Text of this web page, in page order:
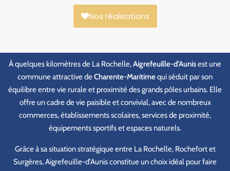
Nos réalisations
À quelques kilomètres de La Rochelle,Aigrefeuille-d’Aunisest une
commune attractive deCharente-Maritimequi séduit par son
équilibre entre vie rurale et proximité des grands pôles urbains. Elle
offre un cadre de vie paisible et convivial, avec de nombreux
commerces, établissements scolaires, services de proximité,
équipements sportifs et espaces naturels.
Grâce à sa situation stratégique entre La Rochelle, Rochefort et
Surgères, Aigrefeuille-d’Aunis constitue un choix idéal pour faire